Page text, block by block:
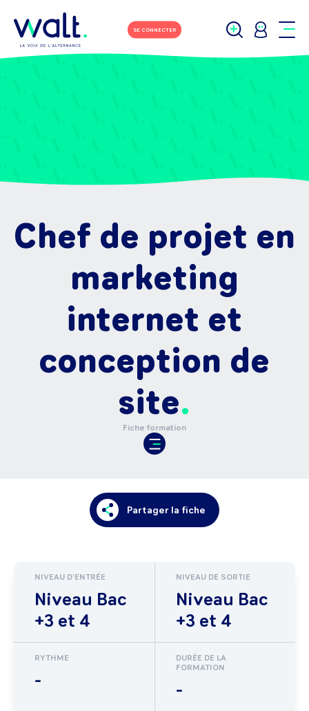
SE CONNECTER
Chef de projet en
marketing
internet et
conception de
site
Fiche formation
Partager la fiche
NIVEAU D'ENTRÉE
Niveau Bac
+3 et 4
NIVEAU DE SORTIE
Niveau Bac
+3 et 4
RYTHME
-
DURÉE DE LA
FORMATION
-